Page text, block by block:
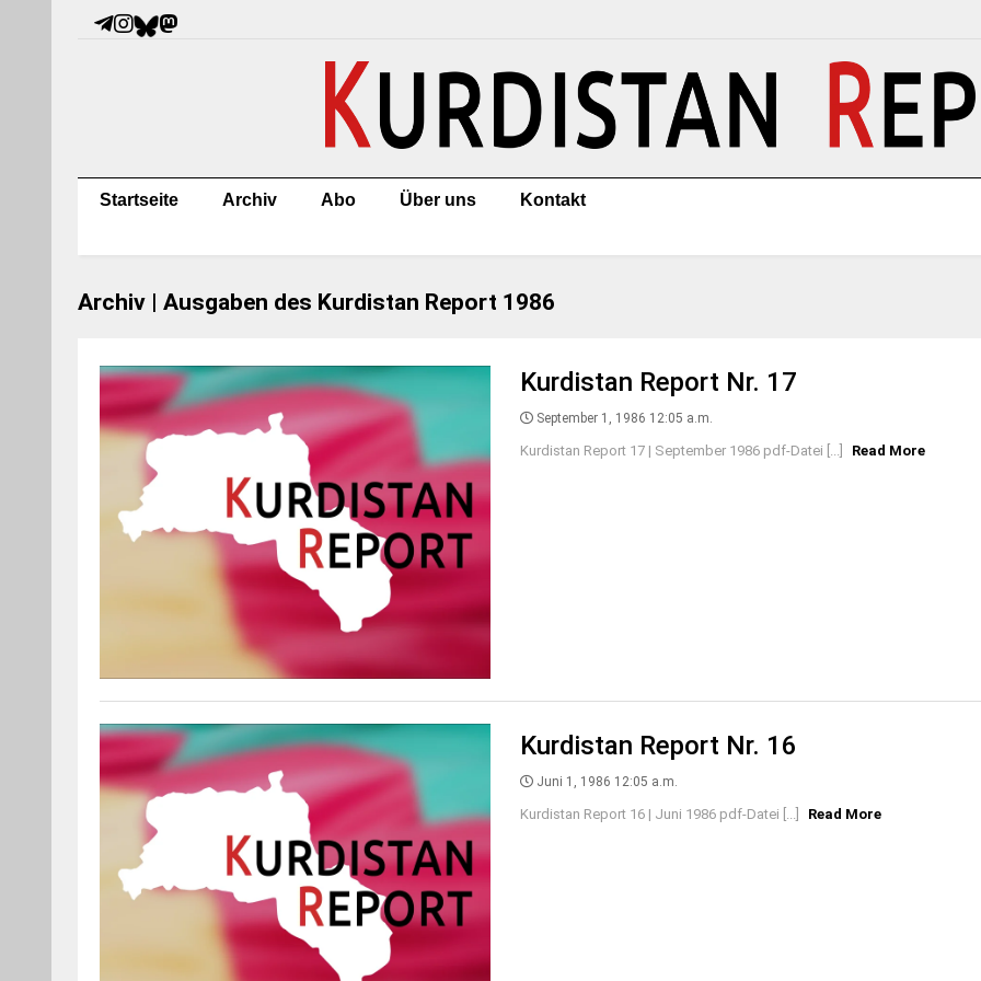
Startseite Archiv Abo Über uns Kontakt
Archiv | Ausgaben des Kurdistan Report 1986
Kurdistan Report Nr. 17
September 1, 1986 12:05 a.m.
Kurdistan Report 17 | September 1986 pdf-Datei [...] Read More
Kurdistan Report Nr. 16
Juni 1, 1986 12:05 a.m.
Kurdistan Report 16 | Juni 1986 pdf-Datei [...] Read More